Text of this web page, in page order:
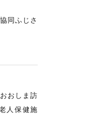
同ふじさ
おしま訪
人保健施